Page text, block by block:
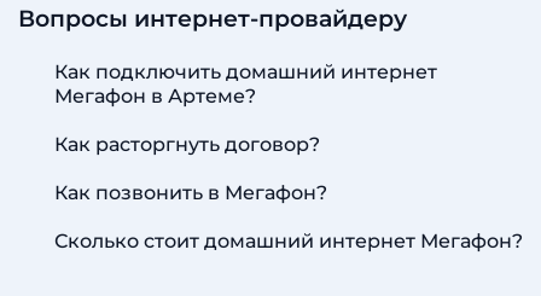
Вопросы интернет-провайдеру
Как подключить домашний интернет
Мегафон в Артеме?
Как расторгнуть договор?
Как позвонить в Мегафон?
Сколько стоит домашний интернет Мегафон?